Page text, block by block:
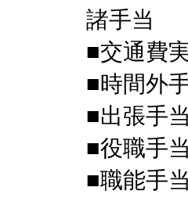
諸手当
■交通費
■時間外
■出張手当
■役職手当
■職能手当